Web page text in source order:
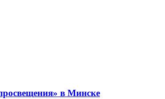
в Минске